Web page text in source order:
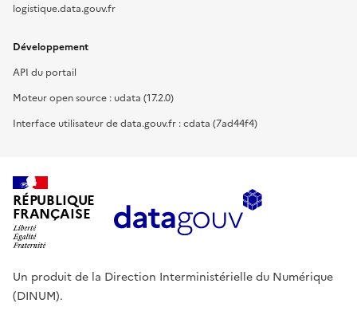
logistique.data.gouv.fr
Développement
API du portail
Moteur open source : udata (17.2.0)
Interface utilisateur de data.gouv.fr : cdata (7ad44f4)
RÉPUBLIQUE
FRANÇAISE
Un produit de la Direction Interministérielle du Numérique
(DINUM).